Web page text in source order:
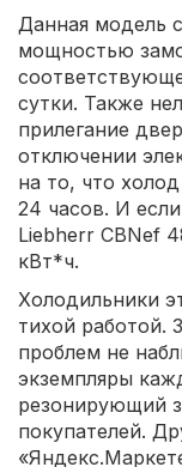
Данная модель
мощностью
сутки. Также
прилегание
отключении
на то, что
24 часов. И
Liebherr CBNef
кВт*ч.
Холодильники
тихой работой.
проблем не
экземпляры
резонирующий
покупателей.